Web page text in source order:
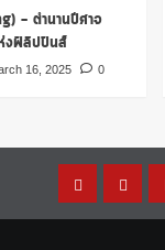
– ตำนานปีศาจ
งฟิลิปปินส์
16, 2025 0
Home
โปร
โม